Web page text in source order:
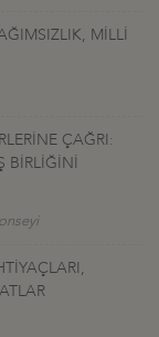
MİLLİ
ÇAĞRI:
BİRLİĞİNİ